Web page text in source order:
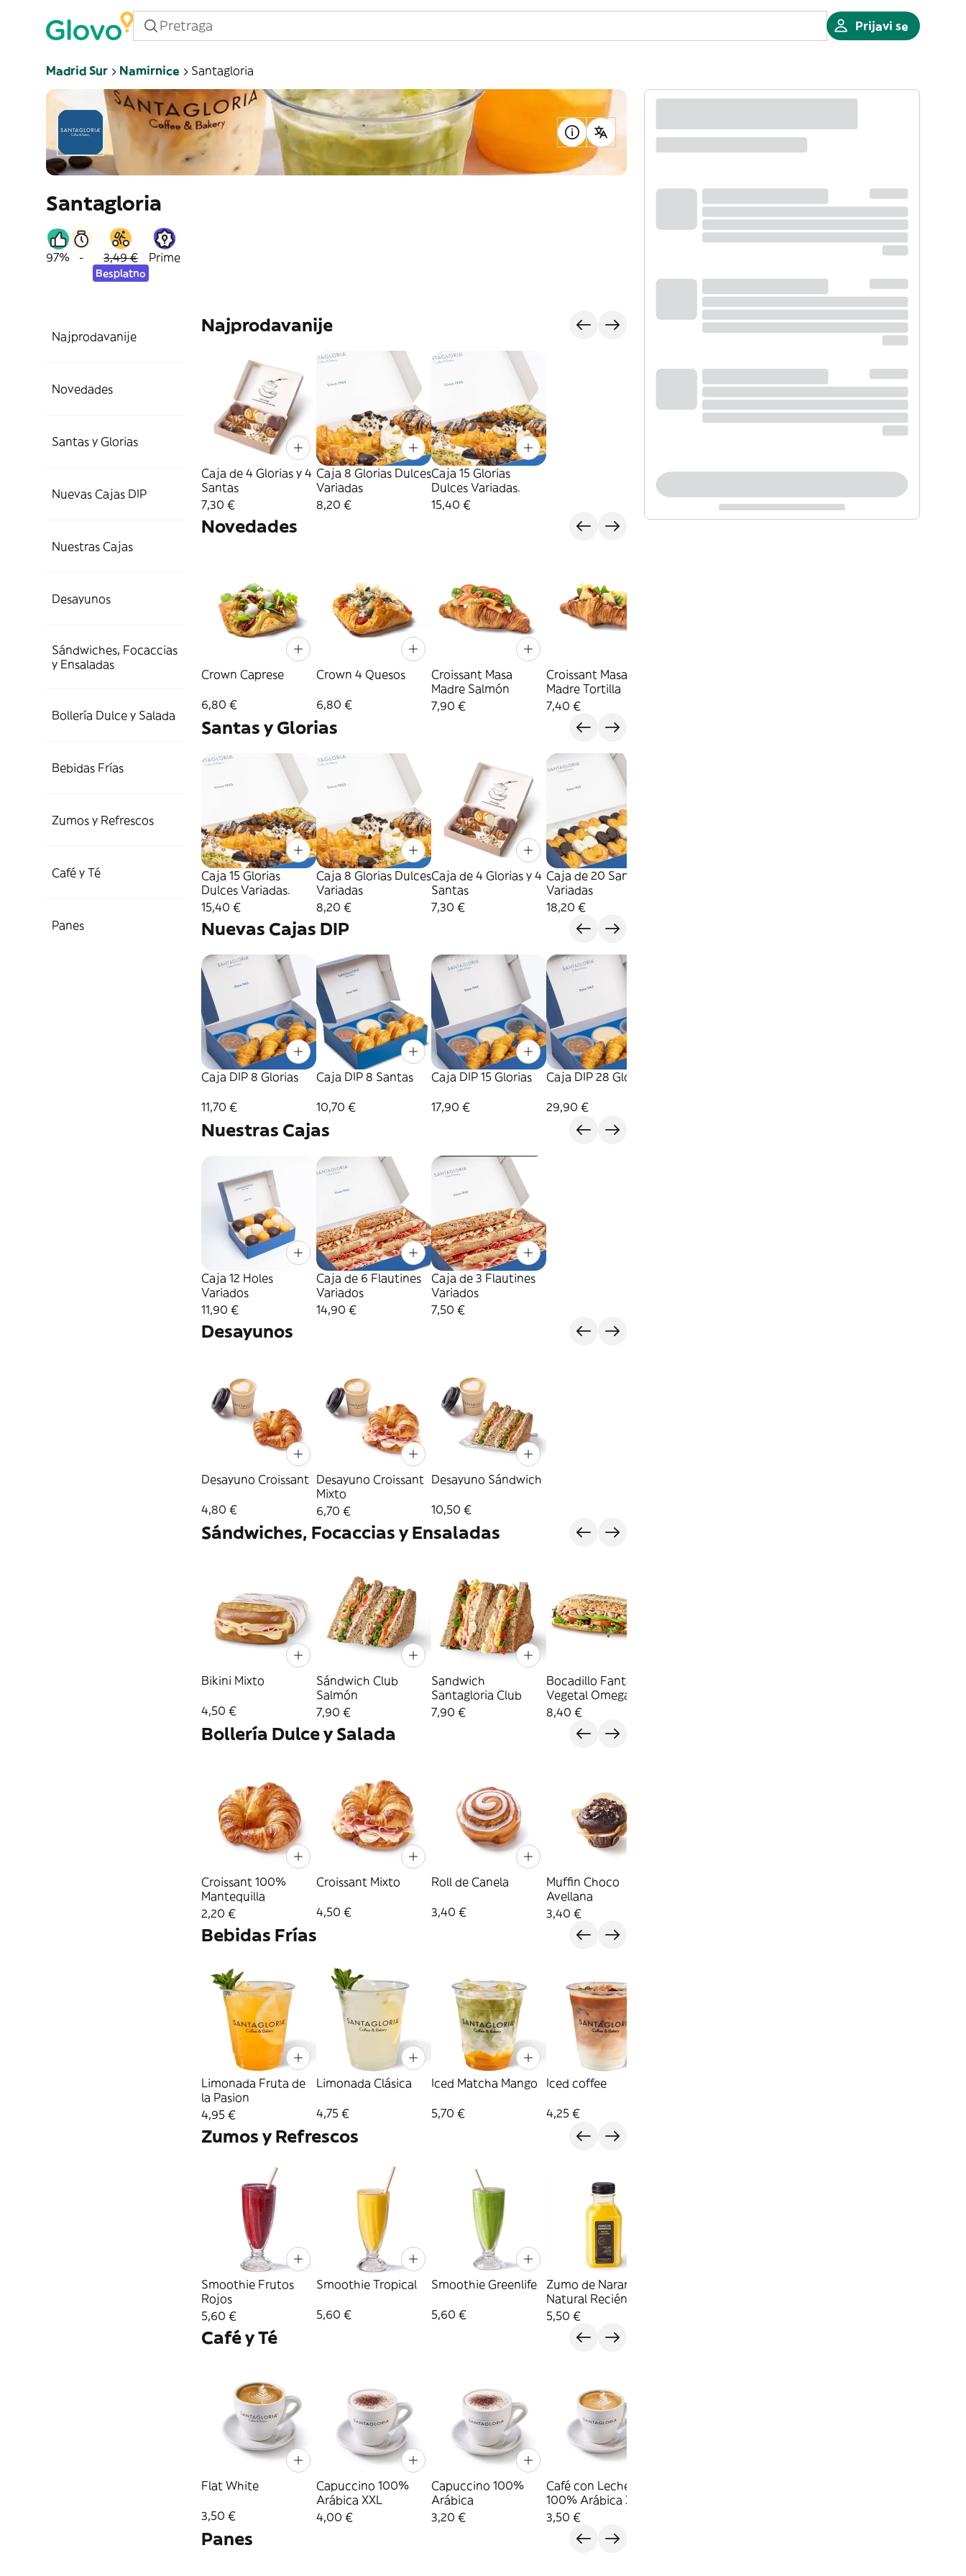
Prijavi se
Madrid Sur Namirnice Santagloria
Santagloria
97% - 3,49 €
Besplatno
Prime
Najprodavanije
Novedades
Santas y Glorias
Nuevas Cajas DIP
Nuestras Cajas
Desayunos
Sándwiches, Focaccias
y Ensaladas
Bollería Dulce y Salada
Bebidas Frías
Zumos y Refrescos
Café y Té
Panes
Najprodavanije
Caja de 4 Glorias y 4
Santas
7,30 €
Caja 8 Glorias Dulces
Variadas
8,20 €
Caja 15 Glorias
Dulces Variadas.
15,40 €
Novedades
Crown Caprese
6,80 €
Crown 4 Quesos
6,80 €
Croissant Masa
Madre Salmón
7,90 €
Croissant Masa
Madre Tortilla
7,40 €
Santas y Glorias
Caja 15 Glorias
Dulces Variadas.
15,40 €
Caja 8 Glorias Dulces
Variadas
8,20 €
Caja de 4 Glorias y 4
Santas
7,30 €
Caja de 20 Santas
Variadas
18,20 €
Nuevas Cajas DIP
Caja DIP 8 Glorias
11,70 €
Caja DIP 8 Santas
10,70 €
Caja DIP 15 Glorias
17,90 €
Caja DIP 28 Glorias
29,90 €
Nuestras Cajas
Caja 12 Holes
Variados
11,90 €
Caja de 6 Flautines
Variados
14,90 €
Caja de 3 Flautines
Variados
7,50 €
Desayunos
Desayuno Croissant
4,80 €
Desayuno Croissant
Mixto
6,70 €
Desayuno Sándwich
10,50 €
Sándwiches, Focaccias y Ensaladas
Bikini Mixto
4,50 €
Sándwich Club
Salmón
7,90 €
Sandwich
Santagloria Club
7,90 €
Bocadillo Fantástico
Vegetal Omega 3
8,40 €
Bollería Dulce y Salada
Croissant 100%
Mantequilla
2,20 €
Croissant Mixto
4,50 €
Roll de Canela
3,40 €
Muffin Choco
Avellana
3,40 €
Bebidas Frías
Limonada Fruta de
la Pasion
4,95 €
Limonada Clásica
4,75 €
Iced Matcha Mango
5,70 €
Iced coffee
4,25 €
Zumos y Refrescos
Smoothie Frutos
Rojos
5,60 €
Smoothie Tropical
5,60 €
Smoothie Greenlife
5,60 €
Zumo de Naranja
Natural Recién
Exprimido 330 ml
5,50 €
Café y Té
Flat White
3,50 €
Capuccino 100%
Arábica XXL
4,00 €
Capuccino 100%
Arábica
3,20 €
Café con Leche
100% Arábica XXL
3,50 €
Panes